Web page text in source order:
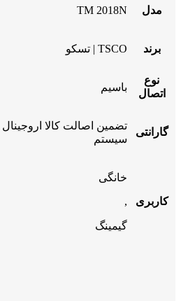
مدل TM 2018N
برند TSCO | تسکو
نوع
اتصال
باسیم
گارانتی
تضمین اصالت کالا
سیستم
کاربری
خانگی
,
گیمینگ